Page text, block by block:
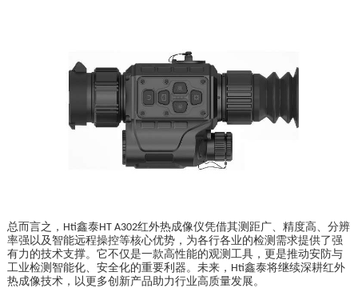
总而言之， Hti鑫泰HT A302红外热成像仪凭借其测距广、精度高、分辨
率强以及智能远程操控等核心优势，为各行各业的检测需求提供了强
有力的技术支撑。它不仅是一款高性能的观测工具，更是推动安防与
工业检测智能化、安全化的重要利器。未来， Hti鑫泰将继续深耕红外
热成像技术，以更多创新产品助力行业高质量发展。